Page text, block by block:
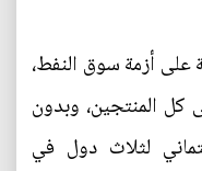
على أزمة سوق النفط،
كل المنتجين، وبدون
لثلاث دول في